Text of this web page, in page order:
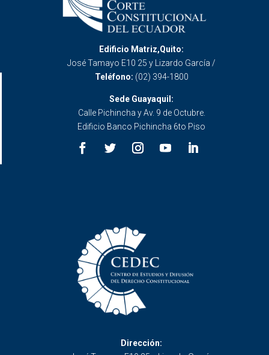
Edificio Matriz,Quito:
José Tamayo E10 25 y Lizardo García /
Teléfono: (02) 394-1800
Sede Guayaquil:
Calle Pichincha y Av. 9 de Octubre.
Edificio Banco Pichincha 6to Piso
Dirección: